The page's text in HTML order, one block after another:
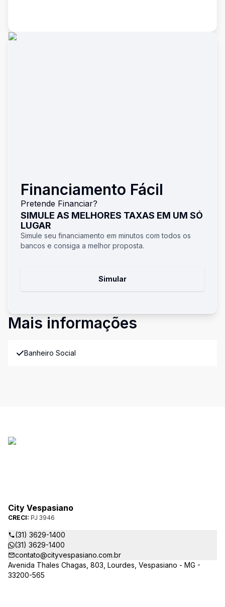
Financiamento Fácil
Pretende Financiar?
SIMULE AS MELHORES TAXAS EM UM SÓ
LUGAR
Simule seu financiamento em minutos com todos os
bancos e consiga a melhor proposta.
Simular
Mais informações
Banheiro Social
City Vespasiano
CRECI: PJ 3946
(31) 3629-1400
(31) 3629-1400
contato@cityvespasiano.com.br
Avenida Thales Chagas, 803, Lourdes, Vespasiano - MG -
33200-565